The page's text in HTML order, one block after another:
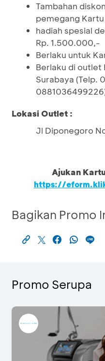
Tambahan
pemegang
hadiah spesial
Rp. 1.500.000,-
Berlaku untuk
Berlaku di outlet
Surabaya (Telp.
Lokasi Outlet :
Jl Diponegoro
Ajukan
https://
Bagikan Promo
Promo Serupa